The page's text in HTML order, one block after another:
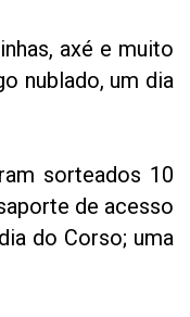
axé e muito
nublado, um dia
sorteados 10
de acesso
do Corso; uma